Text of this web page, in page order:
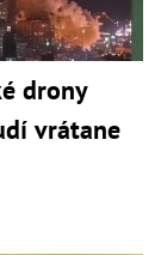
drony
vrátane